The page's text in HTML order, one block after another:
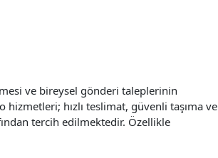
ve bireysel gönderi taleplerinin
hizmetleri; hızlı teslimat, güvenli taşıma ve
tercih edilmektedir. Özellikle